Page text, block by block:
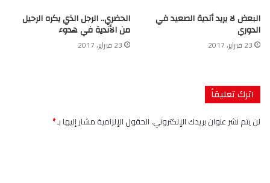
البعض لا يريد أندية الصعيد في
الدوري
23 فبراير، 2017
الحضري.. الرجل الذي يكره الرحيل
من الأندية في هدوء
23 فبراير، 2017
اترك تعليقاً
لن يتم نشر عنوان بريدك الإلكتروني.الحقول الإلزامية مشار إليها بـ*